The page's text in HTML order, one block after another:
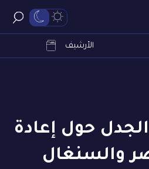
الأرشيف
حول إعادة
والسنغال